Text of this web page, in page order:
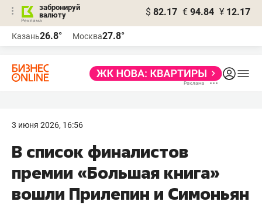
забронируй
валюту
$ 82.17 € 94.84 ¥ 12.17
Казань26.8° Москва27.8°
3 июня 2026, 16:56
В список финалистов
премии «Большая книга»
вошли Прилепин и Симоньян